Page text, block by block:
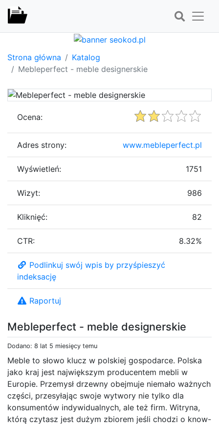
Strona główna
Katalog
Mebleperfect - meble designerskie
Mebleperfect - meble designerskie
Dodano: 8 lat 5 miesięcy temu
Meble to słowo klucz w polskiej gospodarce. Polska
jako kraj jest największym producentem mebli w
Europie. Przemysł drzewny obejmuje niemało ważnych
części, przesyłając swoje wytwory nie tylko dla
konsumentów indywidualnych, ale też firm. Witryna,
którą czytasz jest dużym zbiorem jeśli chodzi o know-
Ocena:
Adres strony: www.mebleperfect.pl
Wyświetleń: 1751
Wizyt: 986
Kliknięć: 82
CTR: 8.32%
Podlinkuj swój wpis by przyśpieszyć
indeksację
Raportuj